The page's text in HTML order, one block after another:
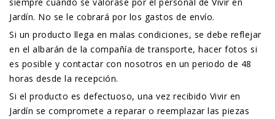
Jardín. No se le cobrará por los gastos de envío.
Si un producto llega en malas condiciones, se debe reflejar
en el albarán de la compañía de transporte, hacer fotos si
es posible y contactar con nosotros en un periodo de 48
horas desde la recepción.
Si el producto es defectuoso, una vez recibido Vivir en
Jardín se compromete a reparar o reemplazar las piezas